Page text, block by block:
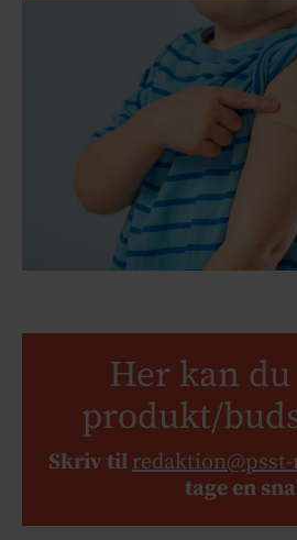
Her kan
produkt/
Skriv til
tage en